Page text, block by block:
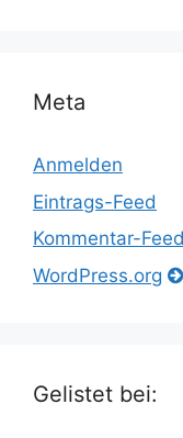
Meta
Anmelden
Eintrags-Feed
Kommentar-Feed
WordPress.org
Gelistet bei: